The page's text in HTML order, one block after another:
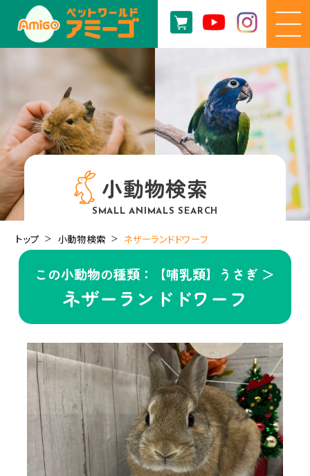
小動物検索
SMALL ANIMALS SEARCH
トップ 小動物検索 ネザーランドドワーフ
この小動物の種類：【哺乳類】うさぎ ＞
ネザーランドドワーフ